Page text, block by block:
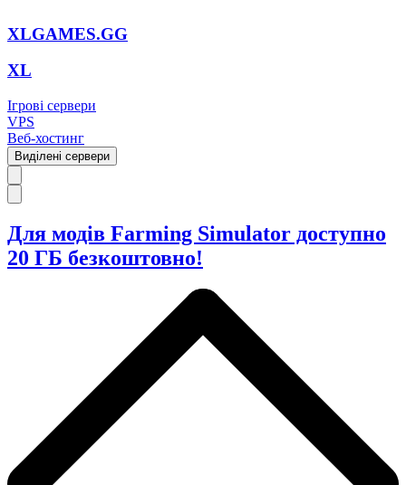
XLGAMES.GG
XL
Ігрові сервери
VPS
Веб-хостинг
Виділені сервери
Для модів Farming Simulator доступно
20 ГБ безкоштовно!